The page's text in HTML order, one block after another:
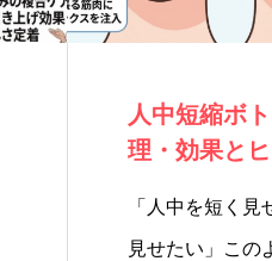
人中短縮ボ
理・効果と
「人中を短く見
見せたい」この